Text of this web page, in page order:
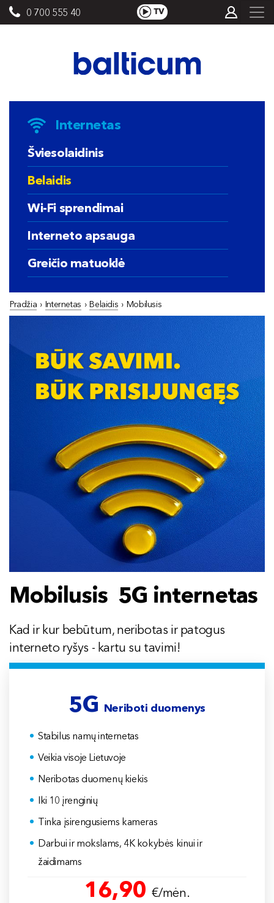
0 700 555 40
Internetas
Šviesolaidinis
Belaidis
Wi-Fi sprendimai
Interneto apsauga
Greičio matuoklė
Pradžia › Internetas › Belaidis › Mobilusis
Mobilusis 5G internetas
Kad ir kur bebūtum, neribotas ir patogus
interneto ryšys - kartu su tavimi!
5G Neriboti duomenys
Stabilus namų internetas
Veikia visoje Lietuvoje
Neribotas duomenų kiekis
Iki 10 įrenginių
Tinka įsirengusiems kameras
Darbui ir mokslams, 4K kokybės kinui ir
žaidimams
16,90 €/mėn.